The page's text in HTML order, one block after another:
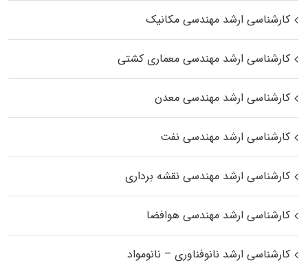
کارشناسی ارشد مهندسی مکانیک
کارشناسی ارشد مهندسی معماری کشتی
کارشناسی ارشد مهندسی معدن
کارشناسی ارشد مهندسی نفت
کارشناسی ارشد مهندسی نقشه برداری
کارشناسی ارشد مهندسی هوافضا
کارشناسی ارشد نانوفناوری – نانومواد